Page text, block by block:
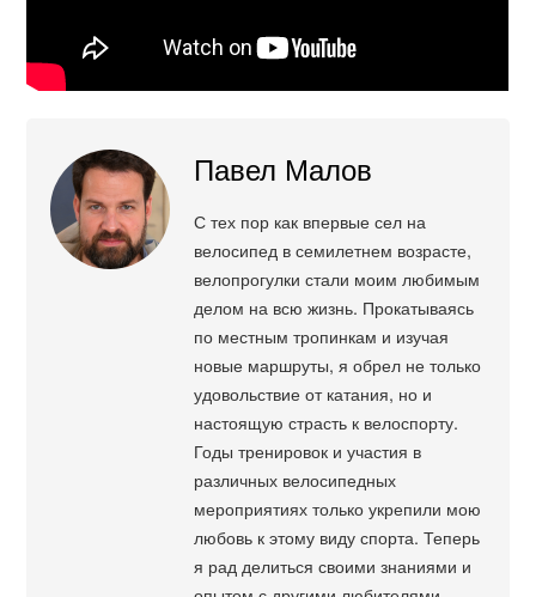
Павел Малов
С тех пор как впервые сел на
велосипед в семилетнем возрасте,
велопрогулки стали моим любимым
делом на всю жизнь. Прокатываясь
по местным тропинкам и изучая
новые маршруты, я обрел не только
удовольствие от катания, но и
настоящую страсть к велоспорту.
Годы тренировок и участия в
различных велосипедных
мероприятиях только укрепили мою
любовь к этому виду спорта. Теперь
я рад делиться своими знаниями и